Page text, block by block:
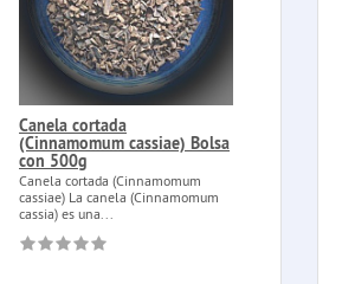
Canela cortada
(Cinnamomum cassiae) Bolsa
con 500g
Canela cortada (Cinnamomum
cassiae) La canela (Cinnamomum
cassia) es una...